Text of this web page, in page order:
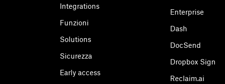
Integrations
Funzioni
Solutions
Sicurezza
Early access
Enterprise
Dash
DocSend
Dropbox Sign
Reclaim.ai